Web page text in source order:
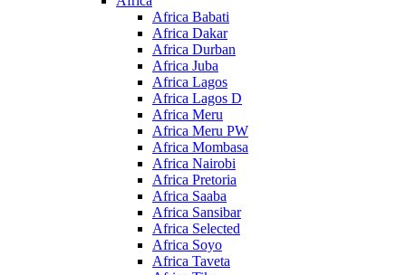
Africa Babati
Africa Dakar
Africa Durban
Africa Juba
Africa Lagos
Africa Lagos D
Africa Meru
Africa Meru PW
Africa Mombasa
Africa Nairobi
Africa Pretoria
Africa Saaba
Africa Sansibar
Africa Selected
Africa Soyo
Africa Taveta